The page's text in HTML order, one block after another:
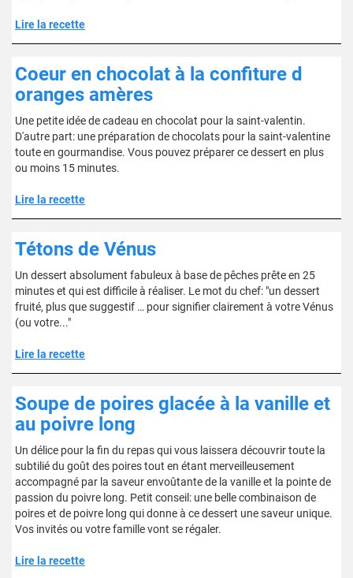
Lire la recette
Coeur en chocolat à la confiture d
oranges amères
Une petite idée de cadeau en chocolat pour la saint-valentin.
D'autre part: une préparation de chocolats pour la saint-valentine
toute en gourmandise. Vous pouvez préparer ce dessert en plus
ou moins 15 minutes.
Lire la recette
Tétons de Vénus
Un dessert absolument fabuleux à base de pêches prête en 25
minutes et qui est difficile à réaliser. Le mot du chef: "un dessert
fruité, plus que suggestif … pour signifier clairement à votre Vénus
(ou votre..."
Lire la recette
Soupe de poires glacée à la vanille et
au poivre long
Un délice pour la fin du repas qui vous laissera découvrir toute la
subtilié du goût des poires tout en étant merveilleusement
accompagné par la saveur envoûtante de la vanille et la pointe de
passion du poivre long. Petit conseil: une belle combinaison de
poires et de poivre long qui donne à ce dessert une saveur unique.
Vos invités ou votre famille vont se régaler.
Lire la recette